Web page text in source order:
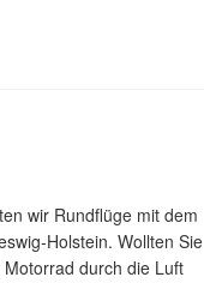
wir Rundflüge mit dem
Holstein. Wollten Sie
durch die Luft